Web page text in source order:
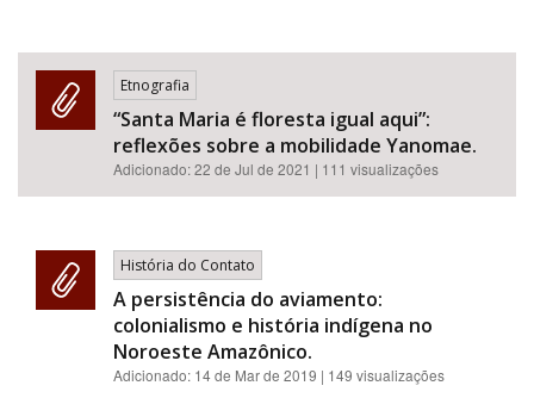
Etnografia
“Santa Maria é floresta igual aqui”:
reflexões sobre a mobilidade Yanomae.
Adicionado:22 de Jul de 2021 | 111 visualizações
História do Contato
A persistência do aviamento:
colonialismo e história indígena no
Noroeste Amazônico.
Adicionado: 14 de Mar de 2019 | 149 visualizações